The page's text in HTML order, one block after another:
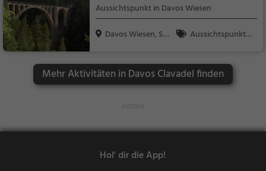
Aussichtspunkt in Davos Wiesen
Davos Wiesen, Sch
Aussichtspunkt, F
r
Mehr Aktivitäten in Davos Clavadel finden
Hol' dir die App!